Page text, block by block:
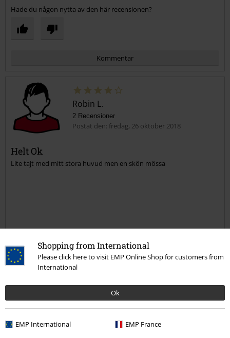
Shopping from International
Please click here to visit EMP Online Shop for customers from
International
Ok
EMP International EMP France
Hade du någon nytta av den här recensionen?
Kommentar
Skicka kommentar
Robin L.
2 Recensioner
Postat den: fredag, 26 oktober 2018
Helt Ok
Lite tajt med mitt stora huvud men en skön mössa
Hade du någon nytta av den här recensionen?
Kommentar